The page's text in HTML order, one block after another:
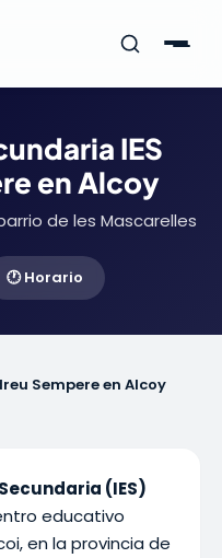
IES
en Alcoy
de les Mascarelles
🕐 Horario
Sempere en Alcoy
(IES)
educativo
en la provincia de